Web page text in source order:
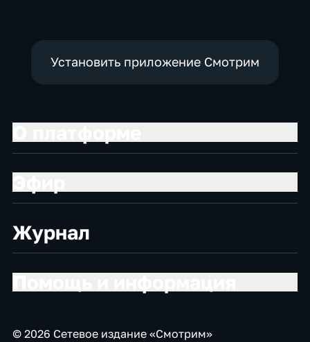
Установить приложение Смотрим
Журнал
© 2026 Сетевое издание «Смотрим»